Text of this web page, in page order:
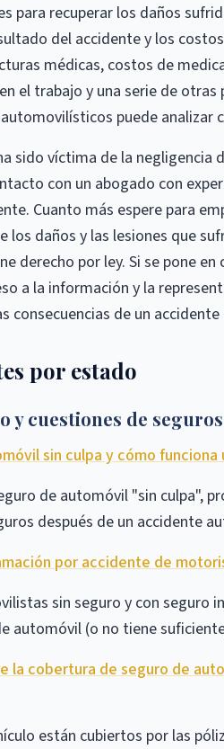
para recuperar los daños
del accidente y los
médicas, costos de
el trabajo y una serie de
puede analizar
sido víctima de la negligencia
con un abogado con
Cuanto más espere para
los daños y las lesiones que
derecho por ley. Si se pone
a la información y la
consecuencias de un
por estado
y cuestiones de seguros
sin culpa y cómo funciona
de automóvil "sin culpa",
después de un accidente
por accidente de
sin seguro y con seguro
automóvil (o no tiene
la cobertura de seguro de
están cubiertos por las